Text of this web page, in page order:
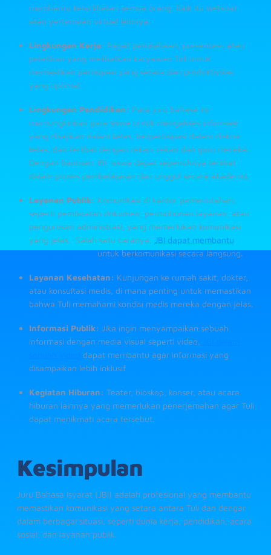
membantu keterlibatan semua orang, baik itu webinar
atau pertemuan virtual lainnya.
Lingkungan Kerja: Rapat perusahaan, presentasi, atau
pelatihan yang melibatkan karyawan Tuli untuk
memastikan partisipasi yang setara dan produktivitas
yang optimal.
Lingkungan Pendidikan: Para juru bahasa ini
memungkinkan para siswa untuk mengakses informasi
yang disajikan dalam kelas, berpartisipasi dalam diskusi
kelas, dan terlibat dengan rekan-rekan dan guru mereka.
Dengan bantuan JBI, siswa dapat sepenuhnya terlibat
dalam proses pembelajaran dan unggul secara akademis.
Layanan Publik: Komunikasi di kantor pemerintahan,
seperti pembuatan dokumen, permohonan layanan, atau
pengurusan administrasi, yang memerlukan komunikasi
yang jelas. Salah satu caranya,
JBI dapat membantu
melaluivideo calluntuk berkomunikasi secara langsung.
Layanan Kesehatan: Kunjungan ke rumah sakit, dokter,
atau konsultasi medis, di mana penting untuk memastikan
bahwa Tuli memahami kondisi medis mereka dengan jelas.
Informasi Publik: Jika ingin menyampaikan sebuah
informasi dengan media visual seperti video,
dapat membantu agar informasi yang
disampaikan lebih inklusif
Kegiatan Hiburan: Teater, bioskop, konser, atau acara
hiburan lainnya yang memerlukan penerjemahan agar Tuli
dapat menikmati acara tersebut.
Kesimpulan
Juru Bahasa Isyarat (JBI) adalah profesional yang membantu
memastikan komunikasi yang setara antara Tuli dan dengar
dalam berbagai situasi, seperti dunia kerja, pendidikan, acara
sosial, dan layanan publik.